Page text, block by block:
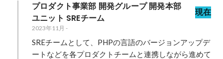
プロダクト事業部 開発グループ 開発本部
ユニット SREチーム
現在
2023年11月 -
SREチームとして、PHPの言語のバージョンアップデ
ートなどを各プロダクトチームと連携しながら進めて